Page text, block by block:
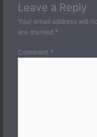
Leave a Reply
Your email address will
are marked *
Comment *